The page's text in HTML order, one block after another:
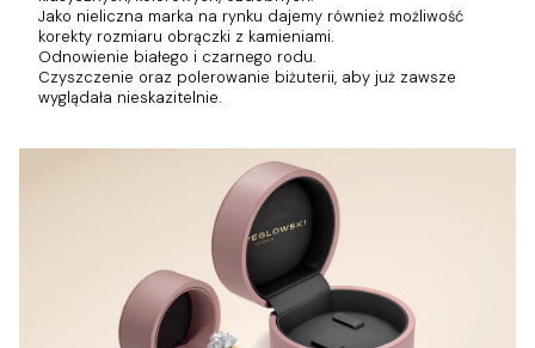
Jako nieliczna marka na rynku dajemy również możliwość
korekty rozmiaru obrączki z kamieniami.
Odnowienie białego i czarnego rodu.
Czyszczenie oraz polerowanie biżuterii, aby już zawsze
wyglądała nieskazitelnie.